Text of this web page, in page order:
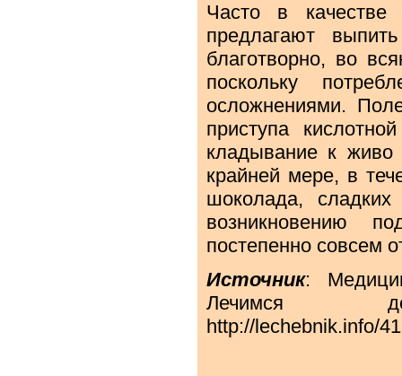
Часто в качестве
предлагают
благотворно, во
поскольку
осложнениями.
приступа
кладывание к живо
крайней мере, в
шоколада,
возникновению
постепенно совсем
Источник:
Лечимся
http://lechebnik.info/